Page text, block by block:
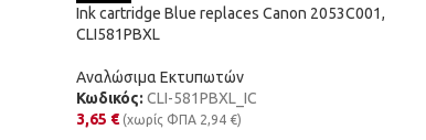
Ink cartridge Blue replaces Canon 2053C001,
CLI581PBXL
Αναλώσιμα Εκτυπωτών
Κωδικός: CLI-581PBXL_IC
3,65 € (χωρίς ΦΠΑ 2,94 €)